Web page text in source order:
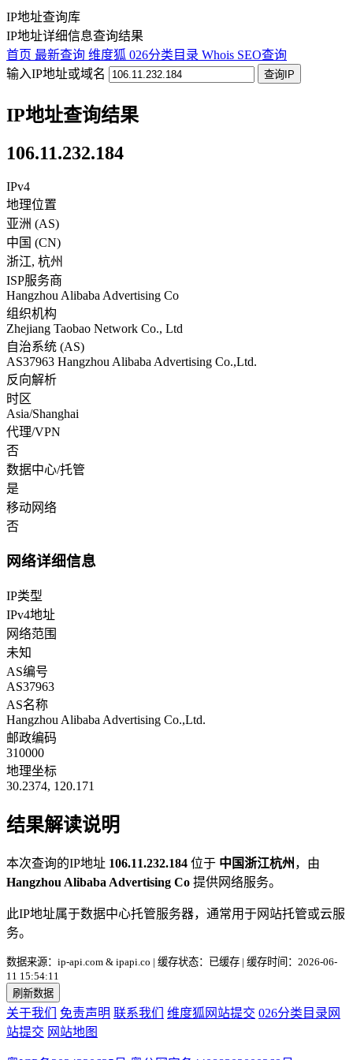
IP地址查询库
IP地址详细信息查询结果
首页 最新查询 维度狐 026分类目录 Whois SEO查询
输入IP地址或域名
查询IP
IP地址查询结果
106.11.232.184
IPv4
地理位置
亚洲 (AS)
中国 (CN)
浙江, 杭州
ISP服务商
Hangzhou Alibaba Advertising Co
组织机构
Zhejiang Taobao Network Co., Ltd
自治系统 (AS)
AS37963 Hangzhou Alibaba Advertising Co.,Ltd.
反向解析
时区
Asia/Shanghai
代理/VPN
否
数据中心/托管
是
移动网络
否
网络详细信息
IP类型
IPv4地址
网络范围
未知
AS编号
AS37963
AS名称
Hangzhou Alibaba Advertising Co.,Ltd.
邮政编码
310000
地理坐标
30.2374, 120.171
结果解读说明
本次查询的IP地址 106.11.232.184 位于 中国浙江杭州 ，由
Hangzhou Alibaba Advertising Co 提供网络服务。
此IP地址属于数据中心托管服务器，通常用于网站托管或云服
务。
数据来源：ip-api.com & ipapi.co | 缓存状态：已缓存 | 缓存时间：2026-06-
11 15:54:11
刷新数据
关于我们 免责声明 联系我们 维度狐网站提交 026分类目录网
站提交 网站地图